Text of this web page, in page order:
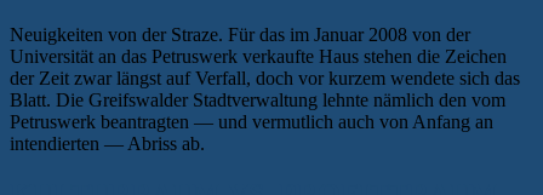
Neuigkeiten von der Straze. Für das im Januar 2008 von der
Universität an das Petruswerk verkaufte Haus stehen die Zeichen
der Zeit zwar längst auf Verfall, doch vor kurzem wendete sich das
Blatt. Die Greifswalder Stadtverwaltung lehnte nämlich den vom
Petruswerk beantragten — und vermutlich auch von Anfang an
intendierten — Abriss ab.